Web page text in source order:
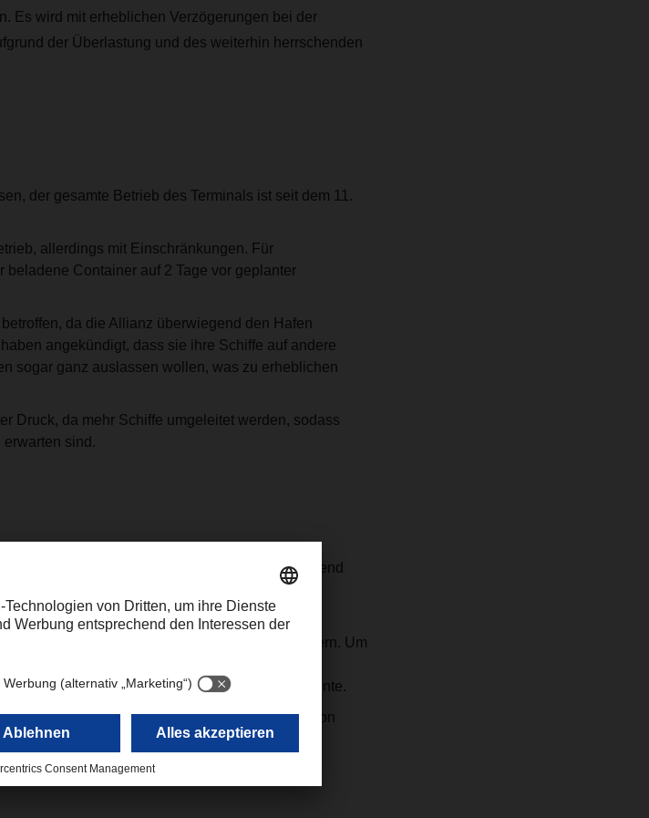
Es wird mit erheblichen Verzögerungen bei der
der Überlastung und des weiterhin herrschenden
der gesamte Betrieb des Terminals ist seit dem 11.
allerdings mit Einschränkungen. Für
beladene Container auf 2 Tage vor geplanter
da die Allianz überwiegend den Hafen
angekündigt, dass sie ihre Schiffe auf andere
sogar ganz auslassen wollen, was zu erheblichen
Druck, da mehr Schiffe umgeleitet werden, sodass
sind.
wird der Mangel an Equipment zunehmend
führen wird.
leiden und weiter sinken. Die durchschnittliche
7-10 Tagen und wird sich weiter verschlechtern. Um
die Reedereien möglicherweise Häfen
verschobenen Containerbuchungen führen könnte.
Ningbo Meishan negativ auf die ohnehin schon
weiteren Störungen im internationalen